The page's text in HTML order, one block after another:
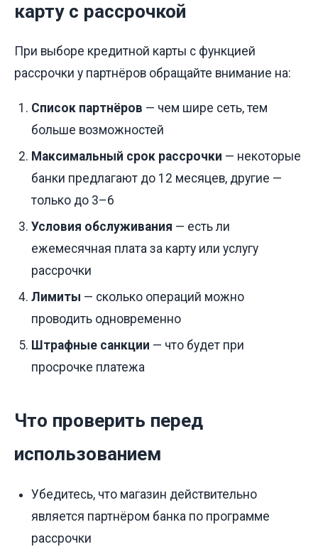
карту с рассрочкой
При выборе кредитной карты с функцией
рассрочки у партнёров обращайте внимание на:
Список партнёров — чем шире сеть, тем
больше возможностей
Максимальный срок рассрочки — некоторые
банки предлагают до 12 месяцев, другие —
только до 3–6
Условия обслуживания — есть ли
ежемесячная плата за карту или услугу
рассрочки
Лимиты — сколько операций можно
проводить одновременно
Штрафные санкции — что будет при
просрочке платежа
Что проверить перед
использованием
Убедитесь, что магазин действительно
является партнёром банка по программе
рассрочки